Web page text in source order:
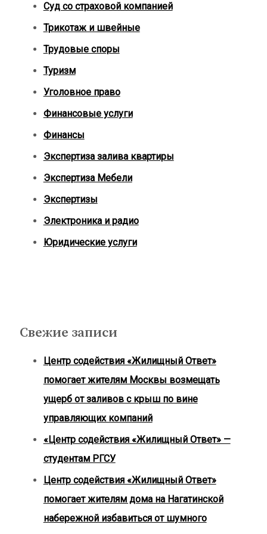
Суд со страховой компанией
Трикотаж и швейные
Трудовые споры
Туризм
Уголовное право
Финансовые услуги
Финансы
Экспертиза залива квартиры
Экспертиза Мебели
Экспертизы
Электроника и радио
Юридические услуги
Свежие записи
Центр содействия «Жилищный Ответ»
помогает жителям Москвы возмещать
ущерб от заливов с крыш по вине
управляющих компаний
«Центр содействия «Жилищный Ответ» —
студентам РГСУ
Центр содействия «Жилищный Ответ»
помогает жителям дома на Нагатинской
набережной избавиться от шумного